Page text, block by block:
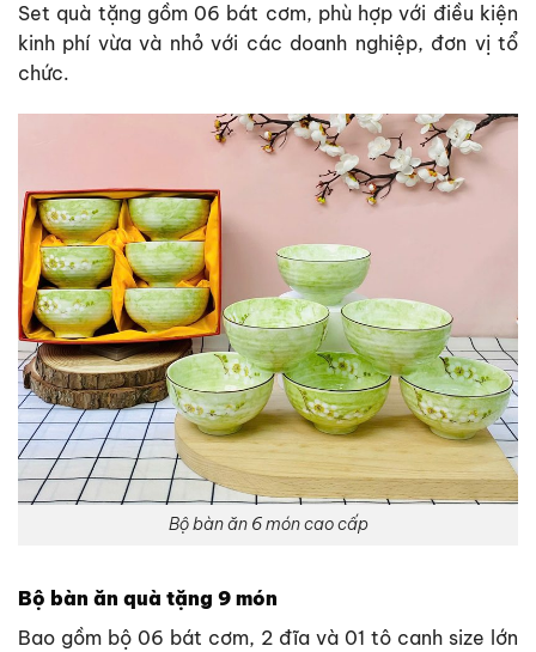
Set quà tặng gồm 06 bát cơm, phù hợp với điều kiện
kinh phí vừa và nhỏ với các doanh nghiệp, đơn vị tổ
chức.
Bộ bàn ăn 6 món cao cấp
Bộ bàn ăn quà tặng 9 món
Bao gồm bộ 06 bát cơm, 2 đĩa và 01 tô canh size lớn